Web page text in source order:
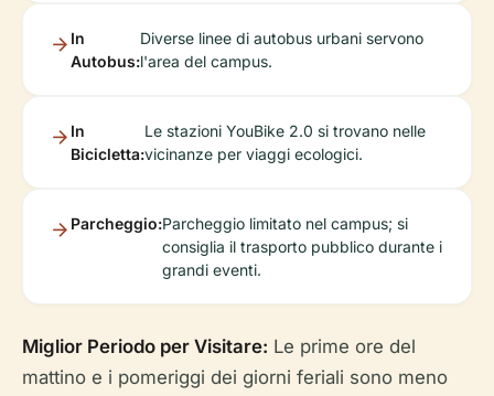
In
Autobus:
Diverse linee di autobus urbani servono
l'area del campus.
In
Bicicletta:
Le stazioni YouBike 2.0 si trovano nelle
vicinanze per viaggi ecologici.
Parcheggio:Parcheggio limitato nel campus; si
consiglia il trasporto pubblico durante i
grandi eventi.
Miglior Periodo per Visitare: Le prime ore del
mattino e i pomeriggi dei giorni feriali sono meno